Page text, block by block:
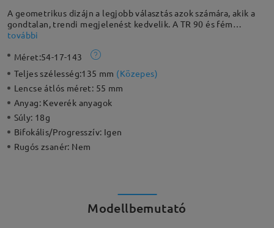
A geometrikus dizájn a legjobb választás azok számára, akik a
gondtalan, trendi megjelenést kedvelik. A TR 90 és fém
konstrukció tartóssá, rugalmasá és könnyűvé teszi ezt a
rendelkezik az egyedi illeszkedés érdekében.
további
Méret:54-17-143
Teljes szélesség:135 mm (Közepes)
Lencse átlós méret: 55 mm
Anyag: Keverék anyagok
Súly: 18g
Bifokális/Progresszív: Igen
Rugós zsanér: Nem
Modellbemutató